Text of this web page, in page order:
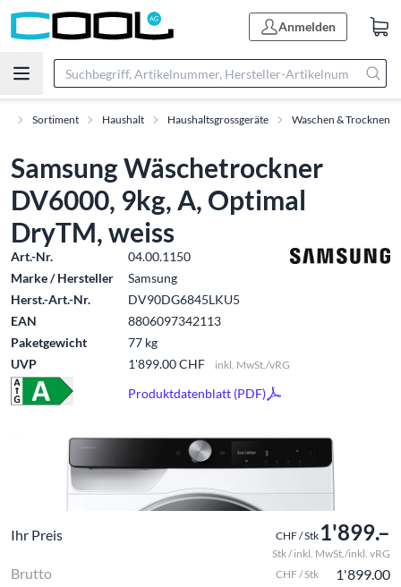
Anmelden
Sortiment Haushalt Haushaltsgrossgeräte Waschen & Trocknen
Samsung Wäschetrockner
DV6000, 9kg, A, Optimal
DryTM, weiss
Art.-Nr.
04.00.1150
Marke / Hersteller
Samsung
Herst.-Art.-Nr.
DV90DG6845LKU5
EAN
8806097342113
Paketgewicht
77 kg
UVP
1'899.00 CHF inkl. MwSt./vRG
Produktdatenblatt (PDF)
Ihr Preis CHF / Stk 1'899.–
Stk / inkl. MwSt./inkl. vRG
Brutto CHF / Stk 1'899.00